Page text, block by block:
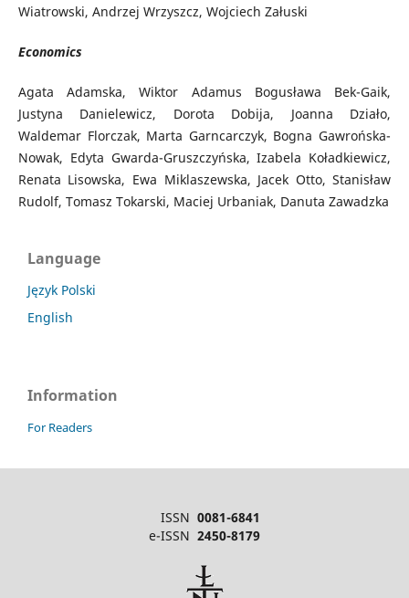
Wiatrowski, Andrzej Wrzyszcz, Wojciech Załuski
Economics
Agata Adamska, Wiktor Adamus Bogusława Bek-Gaik,
Justyna Danielewicz, Dorota Dobija, Joanna Działo,
Waldemar Florczak, Marta Garncarczyk, Bogna Gawrońska-
Nowak, Edyta Gwarda-Gruszczyńska, Izabela Koładkiewicz,
Renata Lisowska, Ewa Miklaszewska, Jacek Otto, Stanisław
Rudolf, Tomasz Tokarski, Maciej Urbaniak, Danuta Zawadzka
Language
Język Polski
English
Information
For Readers
ISSN 0081-6841
e-ISSN 2450-8179